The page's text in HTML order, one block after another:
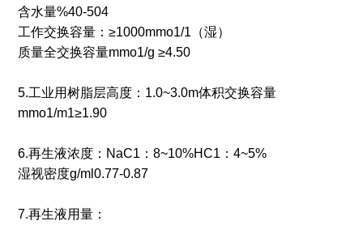
含水量%40-504
工作交换容量：≥1000mmo1/1（湿）
质量全交换容量mmo1/g ≥4.50
5.工业用树脂层高度：1.0~3.0m体积交换容量
mmo1/m1≥1.90
6.再生液浓度：NaC1：8~10%HC1：4~5%
湿视密度g/ml0.77-0.87
7.再生液用量：